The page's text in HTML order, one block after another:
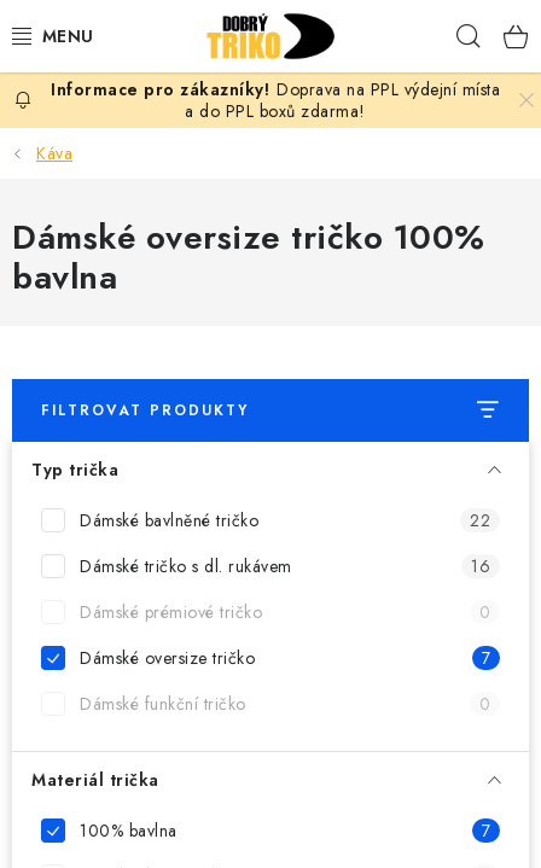
na
PRO ŽENY
PRO MUŽE
PRO DĚTI
DOPLŇKY
VLASTNÍ MOTIV
TRIČKA
OKAMŽITĚ K ODBĚRU
B2B
VÁNOCE
Doprava na PPL výdejní místa
a do PPL boxů zdarma!
Káva
Dámské oversize tričko 100%
bavlna
FILTROVAT PRODUKTY
Typ trička
Dámské bavlněné tričko
22
Dámské tričko s dl. rukávem
16
Dámské prémiové tričko
0
Dámské oversize tričko
7
Dámské funkční tričko
0
Materiál trička
100% bavlna
7